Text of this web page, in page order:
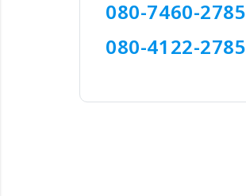
080-7460-2785
080-4122-2785